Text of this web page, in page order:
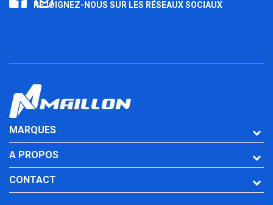
REJOIGNEZ-NOUS SUR LES RÉSEAUX SOCIAUX
MARQUES
A PROPOS
CONTACT